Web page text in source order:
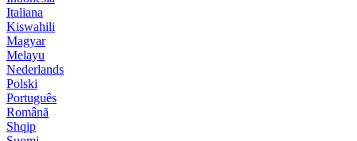
Italiana
Kiswahili
Magyar
Melayu
Nederlands
Polski
Português
Română
Shqip